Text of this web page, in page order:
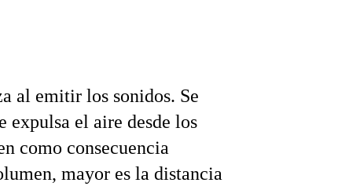
al emitir los sonidos. Se
expulsa el aire desde los
como consecuencia
mayor es la distancia